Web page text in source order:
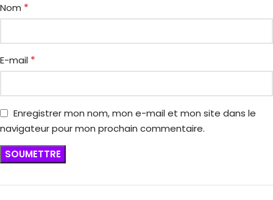
Nom *
E-mail *
Enregistrer mon nom, mon e-mail et mon site dans le
navigateur pour mon prochain commentaire.